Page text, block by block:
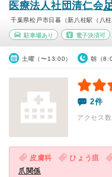
医療法人社団清仁会
千葉県松戸市日暮（新八柱駅（八
駐車場あり 電子決済可
土曜（〜13:00） 朝（
2件
アクセス
皮膚科 ひょう疽
爪関係